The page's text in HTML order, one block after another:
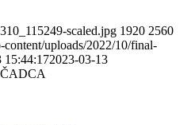
scaled.jpg 1920 2560
uploads/2022/10/final-
15:44:172023-03-13